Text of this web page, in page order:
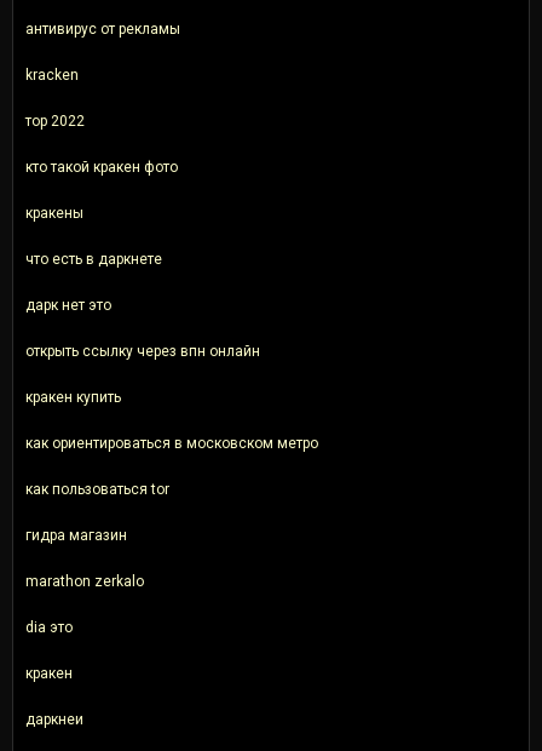
антивирус от рекламы
kracken
тор 2022
кто такой кракен фото
кракены
что есть в даркнете
дарк нет это
открыть ссылку через впн онлайн
кракен купить
как ориентироваться в московском метро
как пользоваться tor
гидра магазин
marathon zerkalo
dia это
кракен
даркнеи